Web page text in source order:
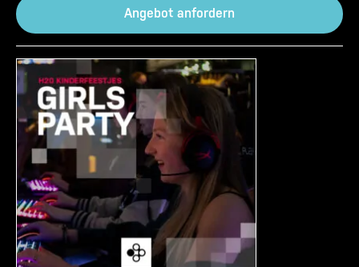
Angebot anfordern